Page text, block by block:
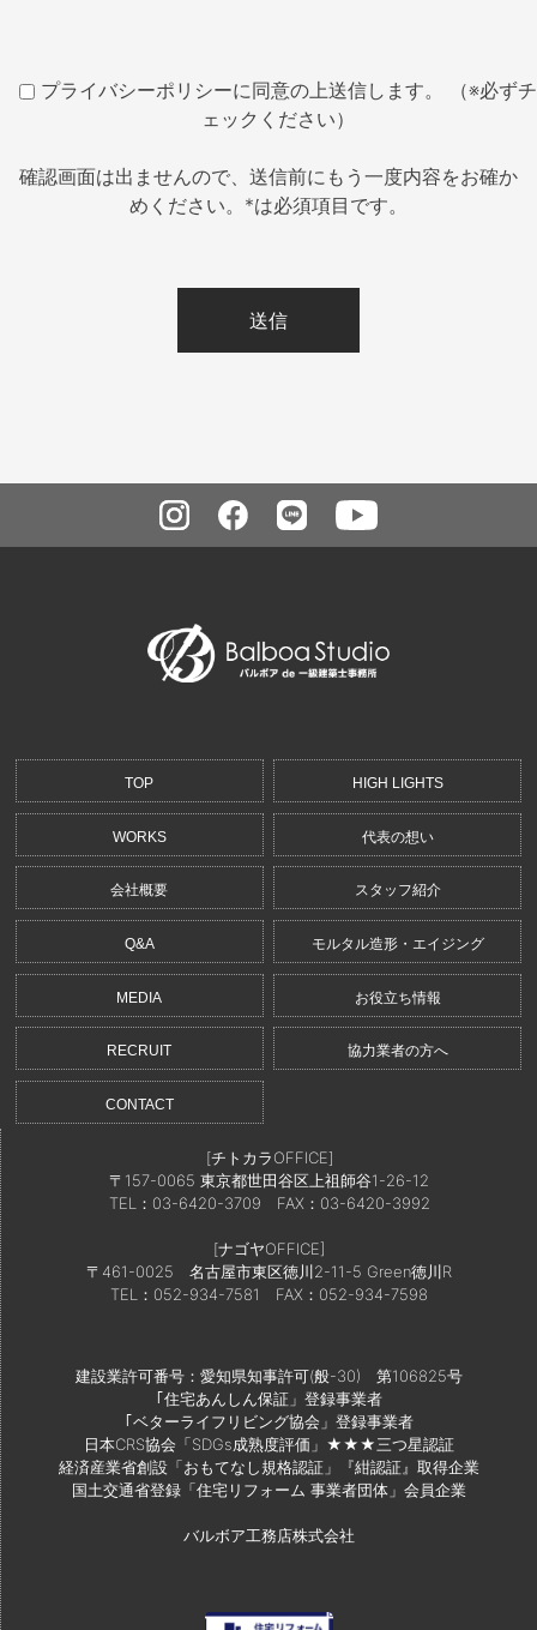
プライバシーポリシーに同意の上送信します。 （※必ずチ
ェックください）
確認画面は出ませんので、送信前にもう一度内容をお確か
めください。*は必須項目です。
TOP HIGH LIGHTS
WORKS 代表の想い
会社概要 スタッフ紹介
Q&A モルタル造形・エイジング
MEDIA お役立ち情報
RECRUIT 協力業者の方へ
CONTACT
[チトカラOFFICE]
〒157-0065 東京都世田谷区上祖師谷1-26-12
TEL：03-6420-3709 FAX：03-6420-3992
[ナゴヤOFFICE]
〒461-0025 名古屋市東区徳川2-11-5 Green徳川R
TEL：052-934-7581
FAX：052-934-7598
建設業許可番号：愛知県知事許可(般-30) 第106825号
｢住宅あんしん保証」登録事業者
｢ベターライフリビング協会」登録事業者
日本CRS協会「SDGs成熟度評価」★★★三つ星認証
経済産業省創設「おもてなし規格認証」『紺認証』取得企業
国土交通省登録「住宅リフォーム 事業者団体」会員企業
バルボア工務店株式会社